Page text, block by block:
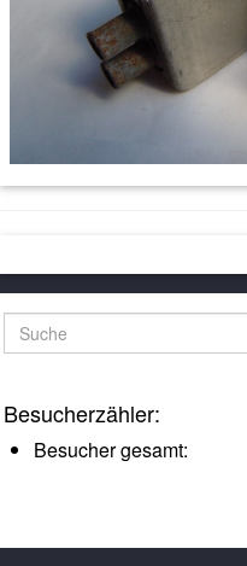
Suche
Besucherzähler:
Besucher gesamt: